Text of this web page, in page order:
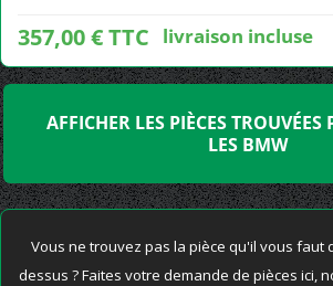
357,00 € TTC livraison incluse
AFFICHER LES PIÈCES TROUVÉES
LES BMW
Vous ne trouvez pas la pièce qu'il vous faut
dessus ? Faites votre demande de pièces ici,